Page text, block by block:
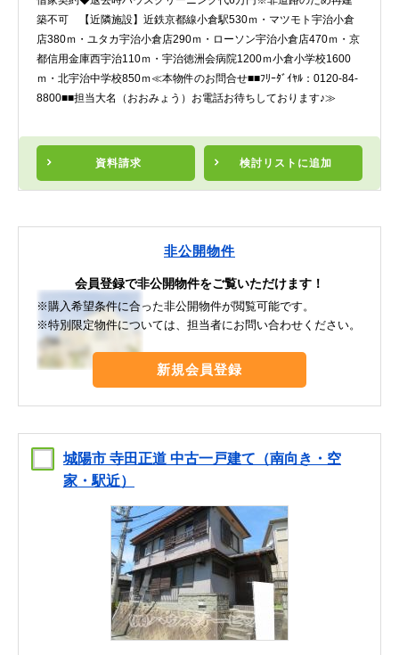
資料請求 検討リスト に追加
築不可 【近隣施設】近鉄京都線小倉駅530ｍ・マツモト宇治小倉
店380ｍ・ユタカ宇治小倉店290ｍ・ローソン宇治小倉店470ｍ・京
都信用金庫西宇治110ｍ・宇治徳洲会病院1200ｍ小倉小学校1600
ｍ・北宇治中学校850ｍ≪本物件のお問合せ■■ﾌﾘｰﾀﾞｲﾔﾙ：0120-84-
8800■■担当大名（おおみょう）お電話お待ちしております♪≫
非公開物件
会員登録で非公開物件をご覧いただけます！
※購入希望条件に合った非公開物件が閲覧可能です。
※特別限定物件については、担当者にお問い合わせください。
新規会員登録
城陽市 寺田正道 中古一戸建て（南向き・空
家・駅近）